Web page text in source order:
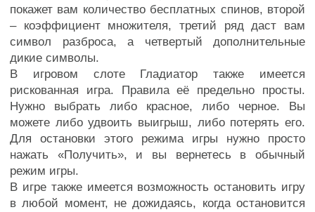
покажет вам количество бесплатных спинов, второй
– коэффициент множителя, третий ряд даст вам
символ разброса, а четвертый дополнительные
дикие символы.
В игровом слоте Гладиатор также имеется
рискованная игра. Правила её предельно просты.
Нужно выбрать либо красное, либо черное. Вы
можете либо удвоить выигрыш, либо потерять его.
Для остановки этого режима игры нужно просто
нажать «Получить», и вы вернетесь в обычный
режим игры.
В игре также имеется возможность остановить игру
в любой момент, не дожидаясь, когда остановится